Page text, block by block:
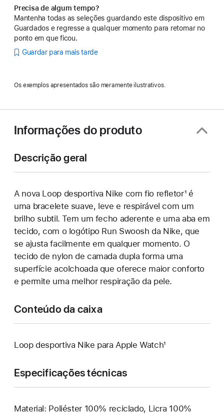
Precisa de algum tempo?
Mantenha todas as seleções guardando este dispositivo em
Guardados e regresse a qualquer momento para retomar no
ponto em que ficou.
Guardar para mais tarde
Os exemplos apresentados são meramente ilustrativos.
Informações do produto
Descrição geral
A nova Loop desportiva Nike com fio refletor¹ é
uma bracelete suave, leve e respirável com um
brilho subtil. Tem um fecho aderente e uma aba em
tecido, com o logótipo Run Swoosh da Nike, que
se ajusta facilmente em qualquer momento. O
tecido de nylon de camada dupla forma uma
superfície acolchoada que oferece maior conforto
e permite uma melhor respiração da pele.
Conteúdo da caixa
Loop desportiva Nike para Apple Watch¹
Especificações técnicas
Material: Poliéster 100% reciclado, Licra 100%